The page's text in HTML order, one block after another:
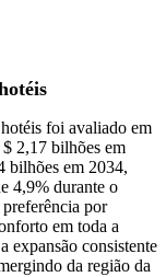
foi avaliado em
2,17 bilhões em
bilhões em 2034,
4,9% durante o
por
em toda a
expansão consistente
da região da